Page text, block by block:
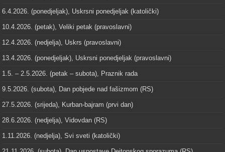
6.4.2026. (ponedjeljak), Uskrsni ponedjeljak (katolički)
10.4.2026. (petak), Veliki petak (pravoslavni)
12.4.2026. (nedjelja), Uskrs (pravoslavni)
13.4.2026. (ponedjeljak), Uskrsni ponedjeljak (pravoslavni)
1.5. – 2.5.2026. (petak – subota), Praznik rada
9.5.2026. (subota), Dan pobjede nad fašizmom (RS)
27.5.2026. (srijeda), Kurban-bajram (prvi dan)
28.6.2026. (nedjelja), Vidovdan (RS)
1.11.2026. (nedjelja), Svi sveti (katolički)